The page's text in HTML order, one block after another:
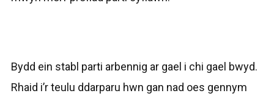
Bydd ein stabl parti arbennig ar gael i chi gael bwyd.
Rhaid i’r teulu ddarparu hwn gan nad oes gennym